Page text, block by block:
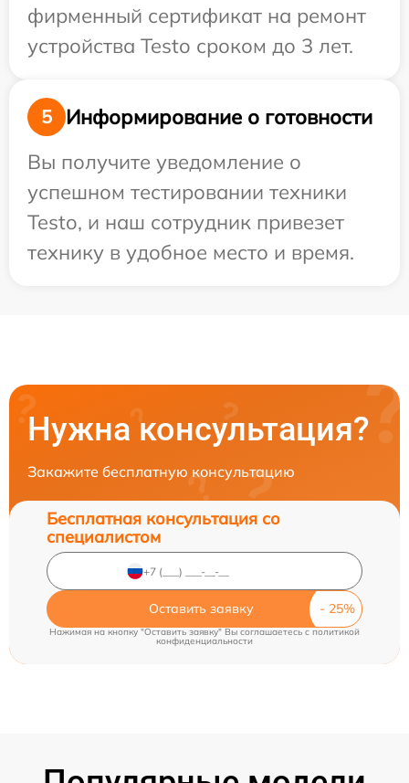
фирменный сертификат на ремонт
устройства Testo сроком до 3 лет.
5
Информирование о готовности
Вы получите уведомление о
успешном тестировании техники
Testo, и наш сотрудник привезет
технику в удобное место и время.
Нужна консультация?
Закажите бесплатную консультацию
Бесплатная консультация со
специалистом
Оставить заявку
Нажимая на кнопку "Оставить заявку" Вы соглашаетесь c политикой
конфиденциальности